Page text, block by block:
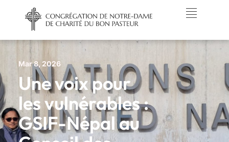
Mar 8, 2026
Une voix pour
les vulnérables :
GSIF-Népal au